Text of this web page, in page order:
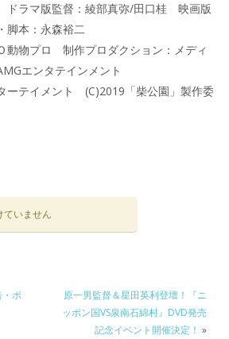
ラマ版監督：綾部真弥/田口桂 映画版
本：永森裕二
動物プロ 制作プロダクション：メディ
エンタテインメント
ーテイメント (C)2019「柴公園」製作委
ていません
・ポ
原一男監督＆星田英利登壇！『ニ
ッポン国VS泉南石綿村』DVD発売
記念イベント開催決定！ »